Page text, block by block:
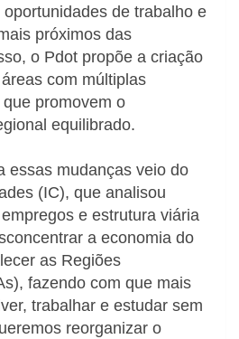
de trabalho e
próximos das
o Pdot propõe a criação
com múltiplas
promovem o
equilibrado.
essas mudanças veio do
(IC), que analisou
e estrutura viária
a economia do
as Regiões
fazendo com que mais
trabalhar e estudar sem
reorganizar o